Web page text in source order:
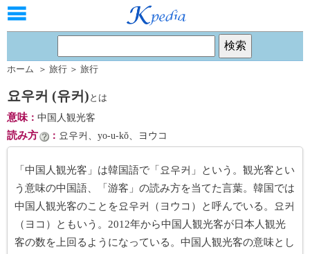
ホーム ＞ 旅行 ＞ 旅行
요우커 (유커) とは
意味： 中国人観光客
読み方 ： 요우커、yo-u-kŏ、ヨウコ
「中国人観光客」は韓国語で「요우커」という。観光客とい
う意味の中国語、「游客」の読み方を当てた言葉。韓国では
中国人観光客のことを요우커（ヨウコ）と呼んでいる。요커
（ヨコ）ともいう。2012年から中国人観光客が日本人観光
客の数を上回るようになっている。中国人観光客の意味とし